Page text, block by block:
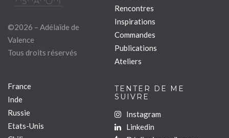
©2026 – Adélaïde de
Valence
Tous droits réservés
Rencontres
Inspirations
Commandes
Publications
Ateliers
France
Inde
Russie
Etats-Unis
TENTER DE ME
SUIVRE
Instagram
Linkedin